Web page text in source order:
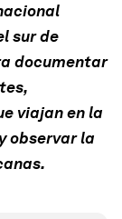
sur de
documentar
viajan en la
observar la